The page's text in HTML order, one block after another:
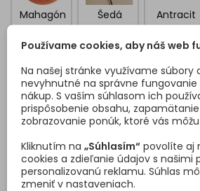
Mahagón Šedá Antracit
ZÁKAZNÍCI, KTORÍ SI KÚPILI
TIEŽ:
Používame cookies, aby náš web
Na našej stránke využívame súbory
nevyhnutné na správne
nákup. S vaším súhlasom ich
prispôsobenie obsahu,
zobrazovanie ponúk, ktoré vás
Kliknutím na „Súhlasím“ povolíte aj
cookies a zdieľanie údajov s našimi
personalizovanú reklamu. Súhlas
zmeniť v nastaveniach.